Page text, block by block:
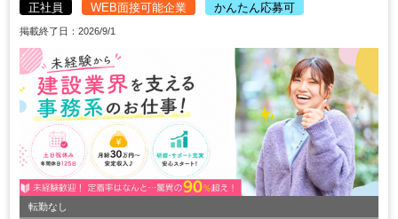
正社員 WEB面接可能企業 かんたん応募可
掲載終了日：2026/9/1
転勤なし